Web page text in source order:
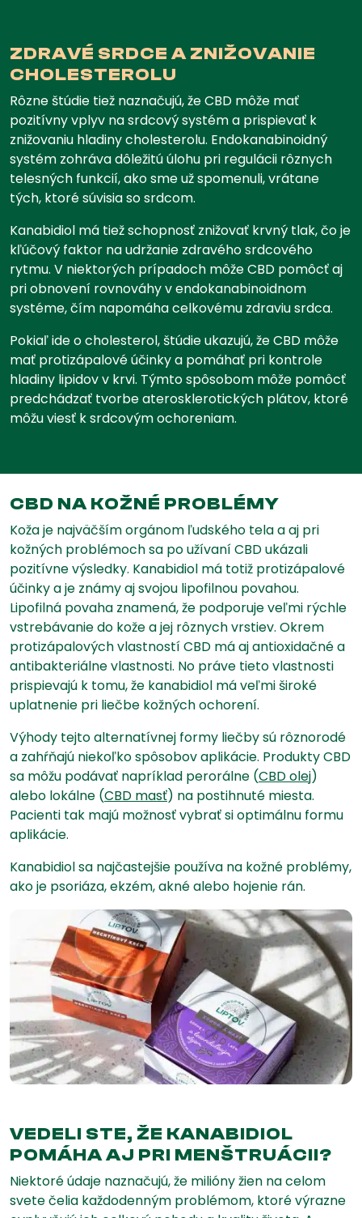
ZDRAVÉ SRDCE A ZNIŽOVANIE
CHOLESTEROLU
Rôzne štúdie tiež naznačujú, že CBD môže mať
pozitívny vplyv na srdcový systém a prispievať k
znižovaniu hladiny cholesterolu. Endokanabinoidný
systém zohráva dôležitú úlohu pri regulácii rôznych
telesných funkcií, ako sme už spomenuli, vrátane
tých, ktoré súvisia so srdcom.
Kanabidiol má tiež schopnosť znižovať krvný tlak, čo je
kľúčový faktor na udržanie zdravého srdcového
rytmu. V niektorých prípadoch môže CBD pomôcť aj
pri obnovení rovnováhy v endokanabinoidnom
systéme, čím napomáha celkovému zdraviu srdca.
Pokiaľ ide o cholesterol, štúdie ukazujú, že CBD môže
mať protizápalové účinky a pomáhať pri kontrole
hladiny lipidov v krvi. Týmto spôsobom môže pomôcť
predchádzať tvorbe aterosklerotických plátov, ktoré
môžu viesť k srdcovým ochoreniam.
CBD NA KOŽNÉ PROBLÉMY
Koža je najväčším orgánom ľudského tela a aj pri
kožných problémoch sa po užívaní CBD ukázali
pozitívne výsledky. Kanabidiol má totiž protizápalové
účinky a je známy aj svojou lipofilnou povahou.
Lipofilná povaha znamená, že podporuje veľmi rýchle
vstrebávanie do kože a jej rôznych vrstiev. Okrem
protizápalových vlastností CBD má aj antioxidačné a
antibakteriálne vlastnosti. No práve tieto vlastnosti
prispievajú k tomu, že kanabidiol má veľmi široké
uplatnenie pri liečbe kožných ochorení.
Výhody tejto alternatívnej formy liečby sú rôznorodé
a zahŕňajú niekoľko spôsobov aplikácie. Produkty CBD
sa môžu podávať napríklad perorálne (CBD olej)
alebo lokálne (CBD masť) na postihnuté miesta.
Pacienti tak majú možnosť vybrať si optimálnu formu
aplikácie.
Kanabidiol sa najčastejšie používa na kožné problémy,
ako je psoriáza, ekzém, akné alebo hojenie rán.
VEDELI STE, ŽE KANABIDIOL
POMÁHA AJ PRI MENŠTRUÁCII?
Niektoré údaje naznačujú, že milióny žien na celom
svete čelia každodenným problémom, ktoré výrazne